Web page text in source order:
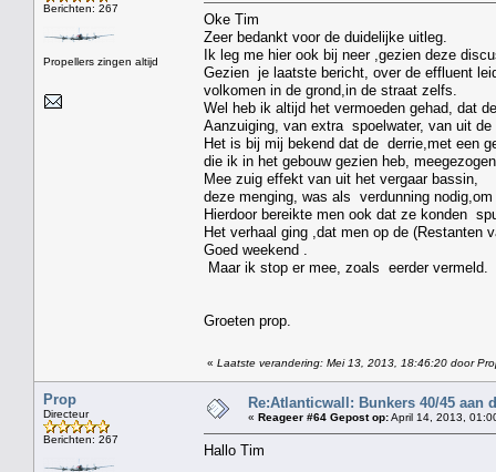
Berichten: 267
Propellers zingen altijd
Oke Tim
Zeer bedankt voor de duidelijke uitleg.
Ik leg me hier ook bij neer ,gezien deze
Gezien je laatste bericht, over de effluent
volkomen in de grond,in de straat zelfs.
Wel heb ik altijd het vermoeden gehad, dat
Aanzuiging, van extra spoelwater, van uit
Het is bij mij bekend dat de derrie,met een
die ik in het gebouw gezien heb,
Mee zuig effekt van uit het vergaar bassin,
deze menging, was als verdunning
Hierdoor bereikte men ook dat ze konden
Het verhaal ging ,dat men op de
Goed weekend .
Maar ik stop er mee, zoals eerder vermeld.
Groeten prop.
« Laatste verandering: Mei 13, 2013, 18:46:20 door
Prop
Directeur
Berichten: 267
Re:Atlanticwall: Bunkers 40/45 aan
« Reageer #64 Gepost op:April 14, 2013,
Hallo Tim